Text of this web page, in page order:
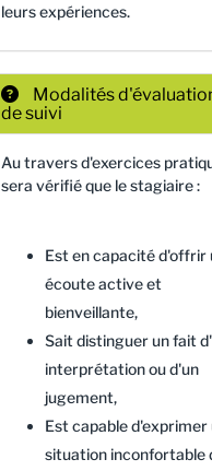
leurs expériences.
Modalités
de suivi
Au travers d'exercices
sera vérifié que le stagiaire :
Est en capacité d'offrir
écoute active et
bienveillante,
Sait distinguer un fait
interprétation ou d'un
jugement,
Est capable d'exprimer
situation inconfortable